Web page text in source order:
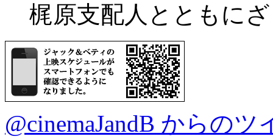
梶原支配人とともに
@cinemaJandB からのツ